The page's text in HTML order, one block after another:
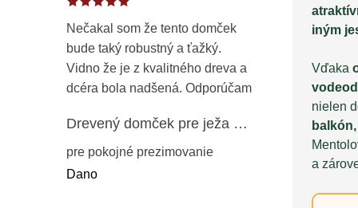
Nečakal som že tento domček
bude taký robustný a ťažký.
Vidno že je z kvalitného dreva a
dcéra bola nadšená. Odporúčam
Drevený domček pre ježa – záhradný úkryt z opaľovaného dreva s vodoodolnou strechou 50 cm
pre pokojné prezimovanie
Dano
iným
Vďaka
nielen
a